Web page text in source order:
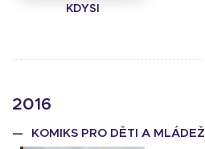
KDYSI
2016
KOMIKS PRO DĚTI A MLÁDEŽ